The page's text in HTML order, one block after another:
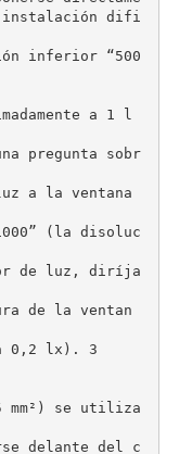
instalación difi
inferior “500
a 1 l
pregunta sobr
a la ventana
(la disoluc
de luz, diríja
de la ventan
a 0,2 lx). 3
mm²) se utiliza
delante del c